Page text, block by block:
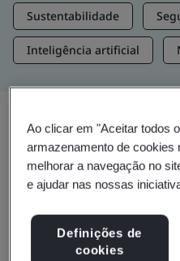
Sustentabilidade
Inteligência artificial
Insights e mídias
Insights de
Ver Insights e Mídia
Ao clicar em "Aceitar todos
armazenamento de cookies
melhorar a navegação no
e ajudar nas nossas
Definições de
cookies